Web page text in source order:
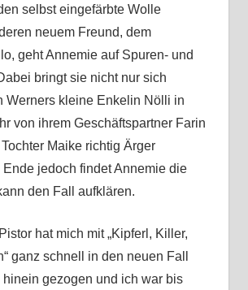
selbst eingefärbte Wolle
neuem Freund, dem
geht Annemie auf Spuren- und
bringt sie nicht nur sich
Werners kleine Enkelin Nölli in
von ihrem Geschäftspartner Farin
Maike richtig Ärger
Ende jedoch findet Annemie die
den Fall aufklären.
hat mich mit „Kipferl, Killer,
ganz schnell in den neuen Fall
gezogen und ich war bis